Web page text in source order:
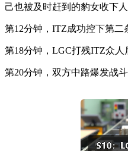
己也被及时赶到的豹女收下
第12分钟，ITZ成功控下第二
第18分钟，LGC打残ITZ众人
第20分钟，双方中路爆发战斗